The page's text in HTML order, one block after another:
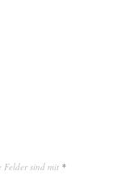
Felder sind mit *